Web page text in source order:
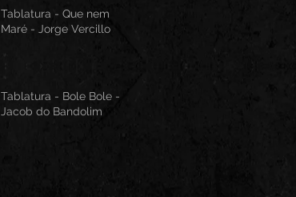
Tablatura - Que nem
Maré - Jorge Vercillo
Tablatura - Bole Bole -
Jacob do Bandolim